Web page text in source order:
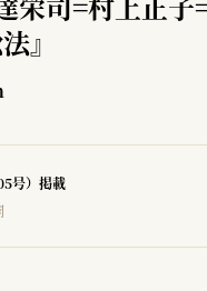
』
号）掲載